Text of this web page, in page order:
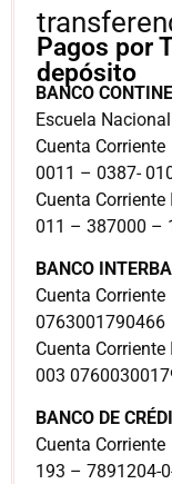
BANCO
Escuela
Cuenta Corriente
0011 – 0387-
Cuenta
011 – 387000 –
BANCO
Cuenta Corriente
0763001790466
Cuenta
003
BANCO DE
Cuenta Corriente
193 – 7891204-
Pagos por
depósito